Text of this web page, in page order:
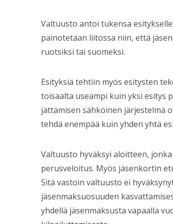
Valtuusto antoi tukensa
painotetaan liitossa niin, että
ruotsiksi tai suomeksi.
Esityksiä tehtiin myös esitysten
toisaalta useampi kuin yksi esitys
jättämisen sähköinen järjestelmä
tehdä enempää kuin yhden yhtä
Valtuusto hyväksyi aloitteen,
perusveloitus. Myös jäsenkortin
Sitä vastoin valtuusto ei
jäsenmaksuosuuden
yhdellä jäsenmaksusta vapaalla